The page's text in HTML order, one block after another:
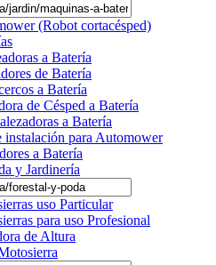
(Robot cortacésped)
a Batería
de Batería
a Batería
de Césped a Batería
a Batería
instalación para Automower
a Batería
y Jardinería
uso Particular
para uso Profesional
de Altura